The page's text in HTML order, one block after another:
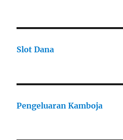
Slot Dana
Pengeluaran Kamboja